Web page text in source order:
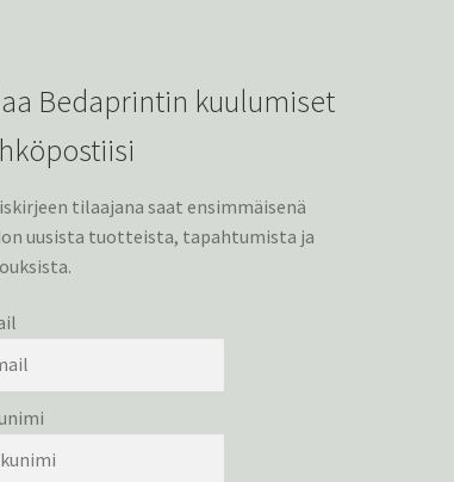
Bedaprintin kuulumiset
tilaajana saat ensimmäisenä
uusista tuotteista, tapahtumista ja